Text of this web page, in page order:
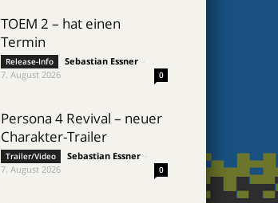
TOEM 2 – hat einen
Termin
Release-Info Sebastian Essner
7. August 2026
0
Persona 4 Revival – neuer
Charakter-Trailer
Trailer/Video Sebastian Essner
7. August 2026
0